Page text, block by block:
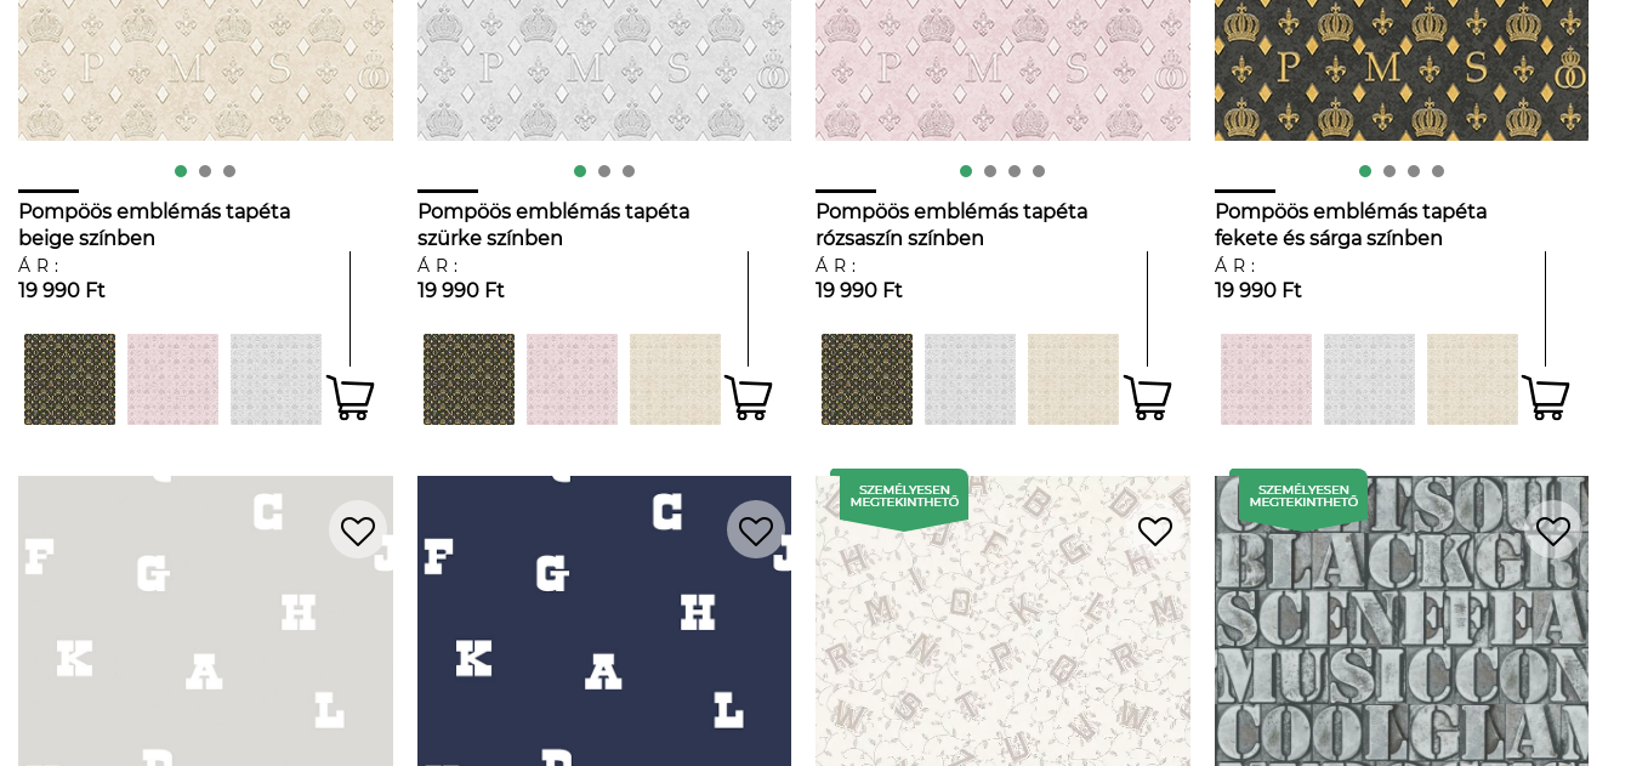
Pompöös emblémás tapéta
beige színben
ÁR:
19 990 Ft
Pompöös emblémás tapéta
szürke színben
ÁR:
19 990 Ft
Pompöös emblémás tapéta
rózsaszín színben
ÁR:
19 990 Ft
Pompöös emblémás tapéta
fekete és sárga színben
ÁR:
19 990 Ft